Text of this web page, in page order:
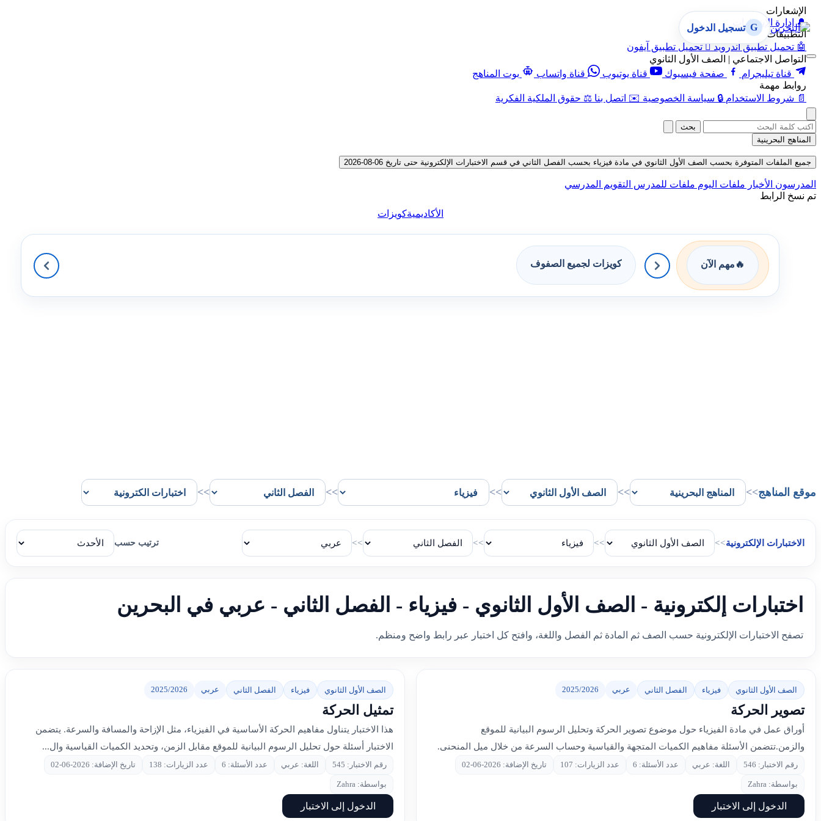
الإشعارات
🔔 إدارة الإشعارات
التطبيقات
🤖 تحميل تطبيق أندرويد  تحميل تطبيق آيفون
التواصل الاجتماعي | الصف الأول الثانوي
قناة تيليجرام
صفحة فيسبوك قناة يوتيوب قناة واتساب
بوت المناهج
روابط مهمة
📄 شروط الاستخدام 🔒 سياسة الخصوصية ✉️ اتصل بنا ⚖️ حقوق الملكية الفكرية
G تسجيل الدخول
بحث
المناهج البحرينية
جميع الملفات المتوفرة بحسب الصف الأول الثانوي في مادة فيزياء بحسب الفصل الثاني في قسم الاختبارات الإلكترونية حتى تاريخ 06-08-2026
المدرسون الأخبار ملفات اليوم ملفات للمدرس التقويم المدرسي
تم نسخ الرابط
الأكاديميةكويزات
🔥 مهم الآن كويزات لجميع الصفوف
موقع المناهج>>
>>
>>
>>
>>
الاختبارات الإلكترونية>>
>>
>>
>> ترتيب حسب
اختبارات إلكترونية - الصف الأول الثانوي - فيزياء - الفصل الثاني - عربي في البحرين
تصفح الاختبارات الإلكترونية حسب الصف ثم المادة ثم الفصل واللغة، وافتح كل اختبار عبر رابط واضح ومنظم.
الصف الأول الثانوي فيزياء الفصل الثاني عربي 2025/2026
تصوير الحركة
أوراق عمل في مادة الفيزياء حول موضوع تصوير الحركة وتحليل الرسوم البيانية للموقع
والزمن.تتضمن الأسئلة مفاهيم الكميات المتجهة والقياسية وحساب السرعة من خلال ميل المنحنى.
رقم الاختبار: 546 اللغة: عربي عدد الأسئلة: 6 عدد الزيارات: 107 تاريخ الإضافة: 2026-06-02
بواسطة: Zahra
الدخول إلى الاختبار
الصف الأول الثانوي فيزياء الفصل الثاني عربي 2025/2026
تمثيل الحركة
هذا الاختبار يتناول مفاهيم الحركة الأساسية في الفيزياء، مثل الإزاحة والمسافة والسرعة. يتضمن
الاختبار أسئلة حول تحليل الرسوم البيانية للموقع مقابل الزمن، وتحديد الكميات القياسية وال...
رقم الاختبار: 545 اللغة: عربي عدد الأسئلة: 6 عدد الزيارات: 138 تاريخ الإضافة: 2026-06-02
بواسطة: Zahra
الدخول إلى الاختبار